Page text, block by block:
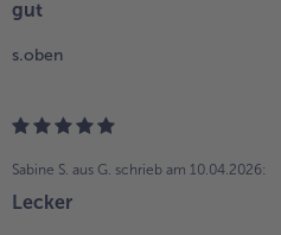
gut
s.oben
Sabine S. aus G. schrieb am 10.04.2026:
Lecker